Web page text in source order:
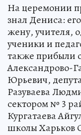
На церемонии
знал Дениса:
жену, учителя,
ученики и
также прибыли
Александрово-
Юрьевич,
Разуваева
сектором № 3
Кургатаева
школы Харьков